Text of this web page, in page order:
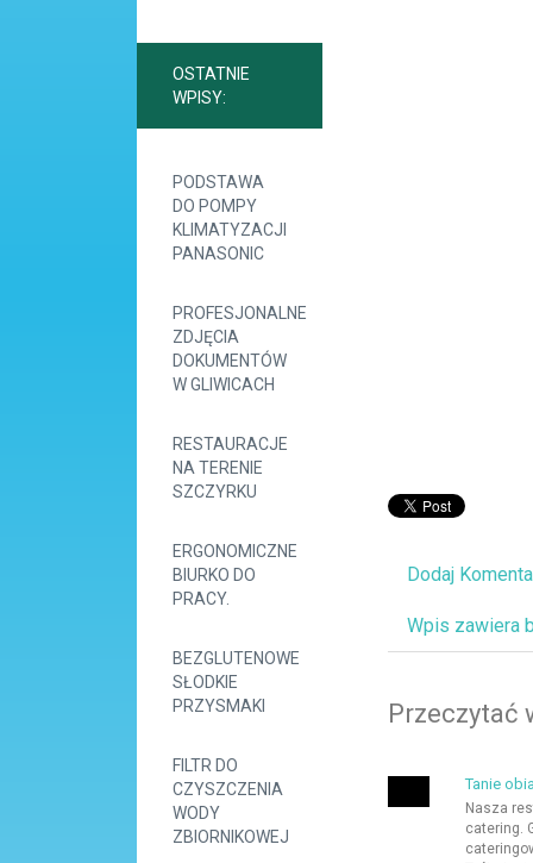
OSTATNIE
WPISY:
PODSTAWA
DO POMPY
KLIMATYZACJI
PANASONIC
PROFESJONALNE
ZDJĘCIA
DOKUMENTÓW
W GLIWICACH
RESTAURACJE
NA TERENIE
SZCZYRKU
ERGONOMICZNE
BIURKO DO
PRACY.
BEZGLUTENOWE
SŁODKIE
PRZYSMAKI
FILTR DO
CZYSZCZENIA
WODY
ZBIORNIKOWEJ
Dodaj
Wpis zawiera
Przeczytać
Tanie
Nasza
catering.